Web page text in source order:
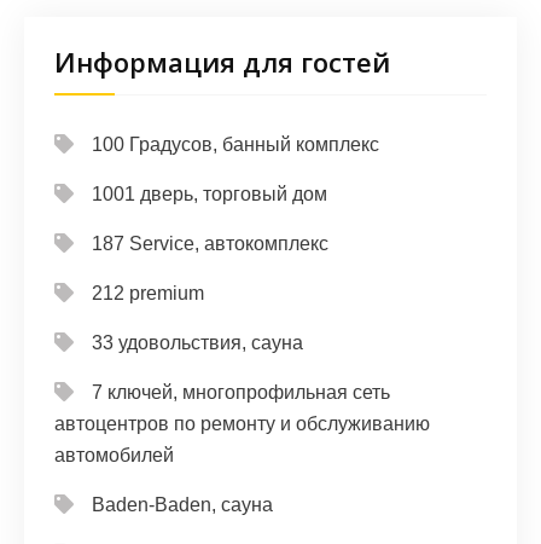
Информация для гостей
100 Градусов, банный комплекс
1001 дверь, торговый дом
187 Service, автокомплекс
212 premium
33 удовольствия, сауна
7 ключей, многопрофильная сеть
автоцентров по ремонту и обслуживанию
автомобилей
Baden-Baden, сауна